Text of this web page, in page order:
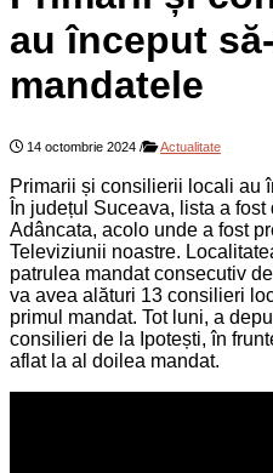
au început
mandatele
14 octombrie 2024 / Actualitate
Primarii și consilierii locali au
În județul Suceava, lista a
Adâncata, acolo unde a fost
Televiziunii noastre.
patrulea mandat consecutiv
va avea alături 13 consilieri
primul mandat. Tot luni, a
consilieri de la Ipotești, în
aflat la al doilea mandat.